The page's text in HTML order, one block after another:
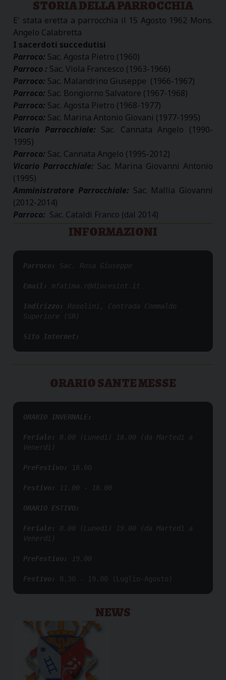
STORIA DELLA PARROCCHIA
E' stata eretta a parrocchia il 15 Agosto 1962 Mons.
Angelo Calabretta
I sacerdoti succedutisi
Parroco: Sac. Agosta Pietro (1960)
Parroco : Sac. Viola Francesco (1963-1966)
Parroco: Sac. Malandrino Giuseppe (1966-1967)
Parroco: Sac. Bongiorno Salvatore (1967-1968)
Parroco: Sac. Agosta Pietro (1968-1977)
Parroco: Sac. Marina Antonio Giovani (1977-1995)
Vicario Parrocchiale: Sac. Cannata Angelo (1990-
1995)
Parroco: Sac. Cannata Angelo (1995-2012)
Vicario Parrocchiale: Sac. Marina Giovanni Antonio
(1995)
Amministratore Parrocchiale: Sac. Mallia Giovanni
(2012-2014)
Parroco: Sac. Cataldi Franco (dal 2014)
INFORMAZIONI
Parroco: Sac. Rosa Giuseppe
Email: mfatima.r@diocesint.it
Indirizzo: Rosolini, Contrada Commaldo
Superiore (SR)
Sito Internet:
ORARIO SANTE MESSE
ORARIO INVERNALE:
Feriale:
8.00 (Lunedì) 18.00 (da Martedì a
Venerdì)
PreFestivo: 18.00
Festivo: 11.00 - 18.00
ORARIO ESTIVO:
Feriale: 8.00 (Lunedì) 19.00 (da Martedì a
Venerdì)
PreFestivo: 19.00
Festivo: 8.30 - 19.00 (Luglio-Agosto)
NEWS